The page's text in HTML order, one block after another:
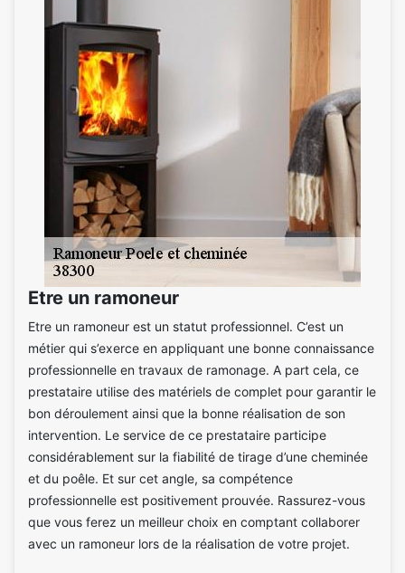
Etre un ramoneur
Etre un ramoneur est un statut professionnel. C’est un
métier qui s’exerce en appliquant une bonne connaissance
professionnelle en travaux de ramonage. A part cela, ce
prestataire utilise des matériels de complet pour garantir le
bon déroulement ainsi que la bonne réalisation de son
intervention. Le service de ce prestataire participe
considérablement sur la fiabilité de tirage d’une cheminée
et du poêle. Et sur cet angle, sa compétence
professionnelle est positivement prouvée. Rassurez-vous
que vous ferez un meilleur choix en comptant collaborer
avec un ramoneur lors de la réalisation de votre projet.